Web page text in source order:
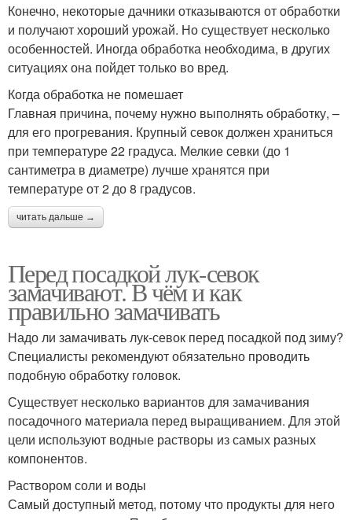
Конечно, некоторые дачники отказываются от обработки
и получают хороший урожай. Но существует несколько
особенностей. Иногда обработка необходима, в других
ситуациях она пойдет только во вред.
Когда обработка не помешает
Главная причина, почему нужно выполнять обработку, –
для его прогревания. Крупный севок должен храниться
при температуре 22 градуса. Мелкие севки (до 1
сантиметра в диаметре) лучше хранятся при
температуре от 2 до 8 градусов.
читать дальше →
Перед посадкой лук-севок
замачивают. В чём и как
правильно замачивать
Надо ли замачивать лук-севок перед посадкой под зиму?
Специалисты рекомендуют обязательно проводить
подобную обработку головок.
Существует несколько вариантов для замачивания
посадочного материала перед выращиванием. Для этой
цели используют водные растворы из самых разных
компонентов.
Раствором соли и воды
Самый доступный метод, потому что продукты для него